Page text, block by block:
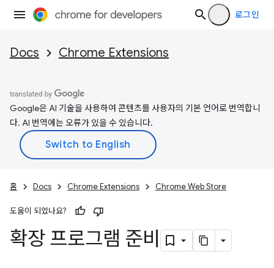
로그인
Docs Chrome Extensions
Google은 AI 기술을 사용하여 콘텐츠를 사용자의 기본 언어로 번역합니
다. AI 번역에는 오류가 있을 수 있습니다.
홈 Docs Chrome Extensions Chrome Web Store
도움이 되었나요?
확장 프로그램 준비